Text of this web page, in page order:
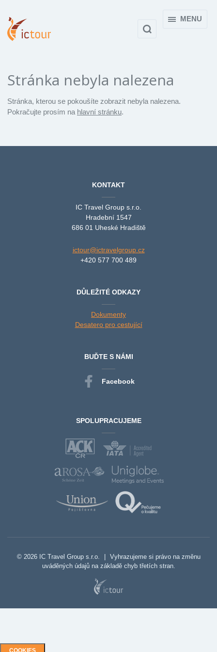
COOKIES
MENU
Stránka nebyla nalezena
Stránka, kterou se pokoušíte zobrazit nebyla nalezena.
Pokračujte prosím na hlavní stránku.
KONTAKT
IC Travel Group s.r.o.
Hradební 1547
686 01 Uheské Hradiště
ictour@ictravelgroup.cz
+420 577 700 489
DŮLEŽITÉ ODKAZY
Dokumenty
Desatero pro cestující
BUĎTE S NÁMI
Facebook
SPOLUPRACUJEME
© 2026 IC Travel Group s.r.o.
Vyhrazujeme si právo na změnu
uváděných údajů na základě chyb třetích stran.